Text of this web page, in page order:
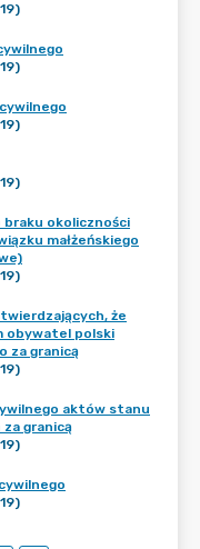
braku okoliczności
małżeńskiego
że
obywatel polski
za granicą
aktów stanu
granicą